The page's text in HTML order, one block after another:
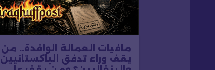
مافيات العمالة الوافدة.. من
يقف وراء تدفق الباكستانيين